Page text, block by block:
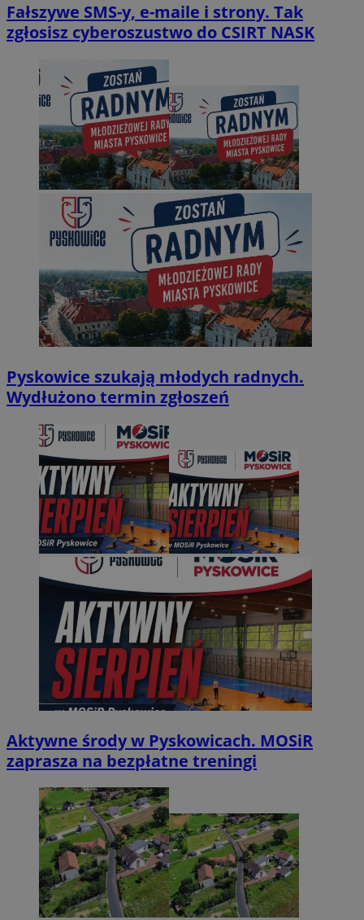
Fałszywe SMS-y, e-maile i strony. Tak
zgłosisz cyberoszustwo do CSIRT NASK
Pyskowice szukają młodych radnych.
Wydłużono termin zgłoszeń
Aktywne środy w Pyskowicach. MOSiR
zaprasza na bezpłatne treningi